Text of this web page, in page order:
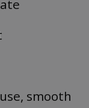
smooth